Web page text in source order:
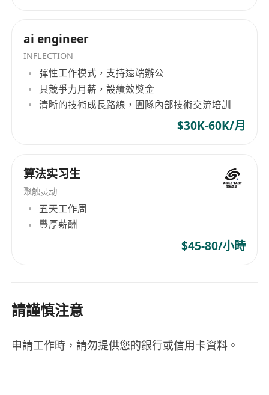
ai engineer
INFLECTION
彈性工作模式，支持遠端辦公
具競爭力月薪，設績效獎金
清晰的技術成長路線，團隊內部技術交流培訓
$30K-60K/月
算法实习生
聚触灵动
五天工作周
豐厚薪酬
$45-80/小時
請謹慎注意
申請工作時，請勿提供您的銀行或信用卡資料。